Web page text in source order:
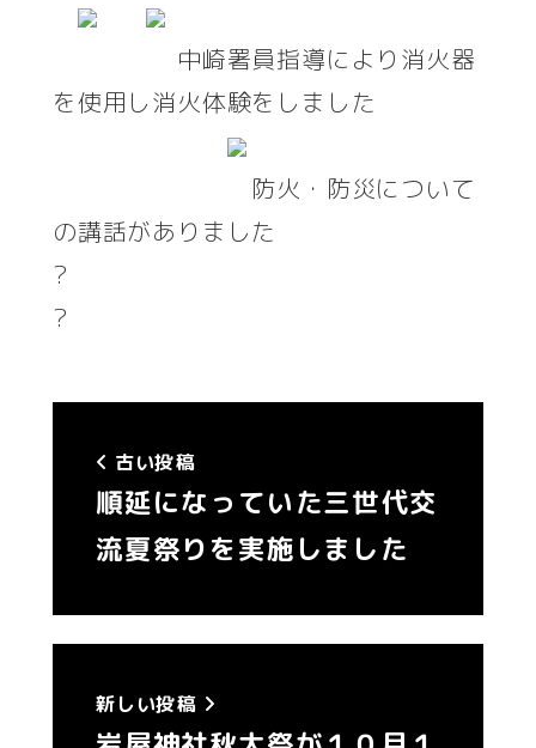
中崎署員指導により消火器
を使用し消火体験をしました
防火・防災について
の講話がありました
?
?
古い投稿
順延になっていた三世代交
流夏祭りを実施しました
新しい投稿